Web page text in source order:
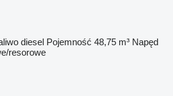
diesel Pojemność 48,75 m³ Napęd
resorowe